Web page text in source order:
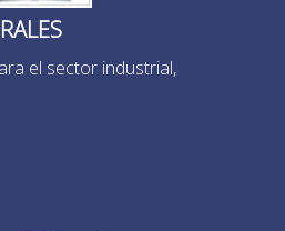
el sector industrial,